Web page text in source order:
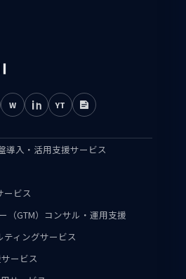
W YT
導入・活用支援サービス
ービス
（GTM）コンサル・運用支援
ィングサービス
ービス